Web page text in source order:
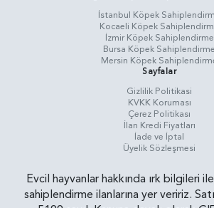
İstanbul Köpek
Kocaeli Köpek
İzmir Köpek Sahiplendirme
Bursa Köpek Sahiplendirme
Mersin Köpek
Sayfalar
Gizlilik Politikasi
KVKK Koruması
Çerez Politikası
İlan Kredi Fiyatları
İade ve İptal
Üyelik Sözleşmesi
Evcil hayvanlar hakkında ırk bilgileri
sahiplendirme ilanlarına yer veririz.